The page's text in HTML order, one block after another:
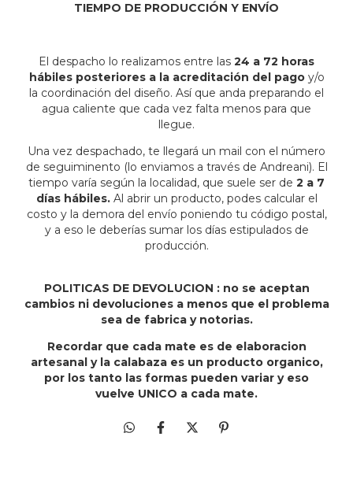
TIEMPO DE PRODUCCIÓN Y ENVÍO
El despacho lo realizamos entre las 24 a 72 horas
hábiles posteriores a la acreditación del pago y/o
la coordinación del diseño. Así que anda preparando el
agua caliente que cada vez falta menos para que
llegue.
Una vez despachado, te llegará un mail con el número
de seguiminento (lo enviamos a través de Andreani). El
tiempo varía según la localidad, que suele ser de 2 a 7
días hábiles.Al abrir un producto, podes calcular el
costo y la demora del envío poniendo tu código postal,
y a eso le deberías sumar los días estipulados de
producción.
POLITICAS DE DEVOLUCION : no se aceptan
cambios ni devoluciones a menos que el problema
sea de fabrica y notorias.
Recordar que cada mate es de elaboracion
artesanal y la calabaza es un producto organico,
por los tanto las formas pueden variar y eso
vuelve UNICO a cada mate.